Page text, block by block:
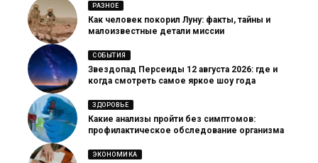
РАЗНОЕ
Как человек покорил Луну: факты, тайны и
малоизвестные детали миссии
СОБЫТИЯ
Звездопад Персеиды 12 августа 2026: где и
когда смотреть самое яркое шоу года
ЗДОРОВЬЕ
Какие анализы пройти без симптомов:
профилактическое обследование организма
ЭКОНОМИКА